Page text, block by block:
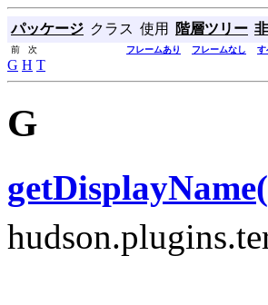
パッケージ クラス 使用 階層ツリー
前 次 フレームあり フレームなし す
G H T
G